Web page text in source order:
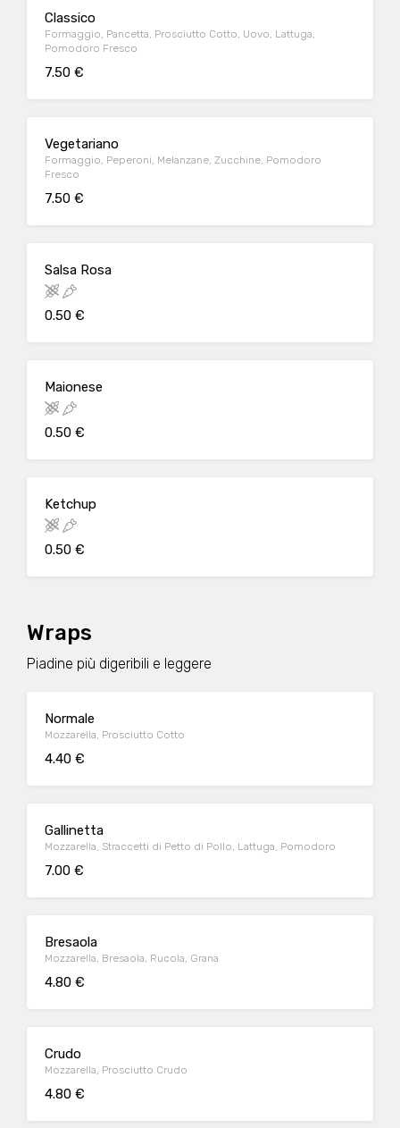
Classico
Formaggio, Pancetta, Prosciutto Cotto, Uovo, Lattuga,
Pomodoro Fresco
7.50 €
Vegetariano
Formaggio, Peperoni, Melanzane, Zucchine, Pomodoro
Fresco
7.50 €
Salsa Rosa
0.50 €
Maionese
0.50 €
Ketchup
0.50 €
Wraps
Piadine più digeribili e leggere
Normale
Mozzarella, Prosciutto Cotto
4.40 €
Gallinetta
Mozzarella, Straccetti di Petto di Pollo, Lattuga, Pomodoro
7.00 €
Bresaola
Mozzarella, Bresaola, Rucola, Grana
4.80 €
Crudo
Mozzarella, Prosciutto Crudo
4.80 €